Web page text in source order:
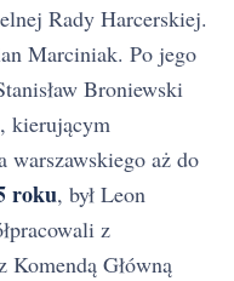
Rady Harcerskiej.
Marciniak. Po jego
Broniewski
kierującym
warszawskiego aż do
roku, był Leon
z
Komendą Główną